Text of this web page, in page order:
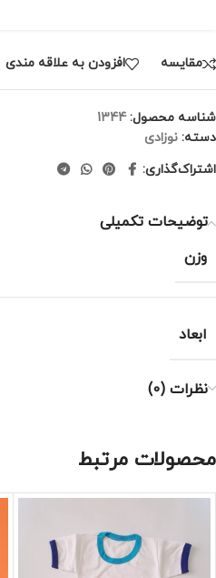
مقايسه افزودن به علاقه مندی
شناسه محصول:1344
دسته: نوزادی
اشتراک‌گذاری:
توضیحات تکمیلی
وزن
ابعاد
نظرات (0)
محصولات مرتبط